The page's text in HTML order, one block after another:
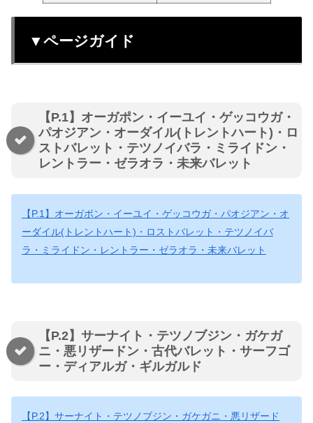
▼ページガイド
【P.1】オーガポン・イーユイ・ゲッコウガ・
パオジアン・オーダイル(トレントハート)・ロ
ストバレット・テツノイバラ・ミライドン・
レントラー・ゼラオラ・未来バレット
【P.1】オーガポン・イーユイ・ゲッコウガ・パオジアン・オ
ーダイル(トレントハート)・ロストバレット・テツノイバ
ラ・ミライドン・レントラー・ゼラオラ・未来バレット
【P.2】サーナイト・テツノブジン・ガケガ
ニ・悪リザードン・古代バレット・サーフゴ
ー・ディアルガ・ギルガルド
【P.2】サーナイト・テツノブジン・ガケガニ・悪リザード